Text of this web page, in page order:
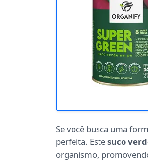
Se você busca uma
perfeita. Estesuco
organismo,